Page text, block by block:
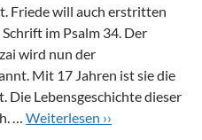
Friede will auch erstritten
im Psalm 34. Der
wird nun der
Mit 17 Jahren ist sie die
Die Lebensgeschichte dieser
… Weiterlesen ››